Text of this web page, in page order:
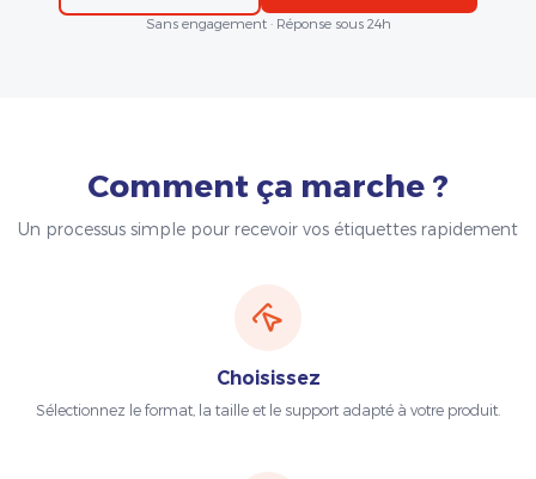
Sans engagement · Réponse sous 24h
Comment ça marche ?
Un processus simple pour recevoir vos étiquettes rapidement
Choisissez
Sélectionnez le format, la taille et le support adapté à votre produit.